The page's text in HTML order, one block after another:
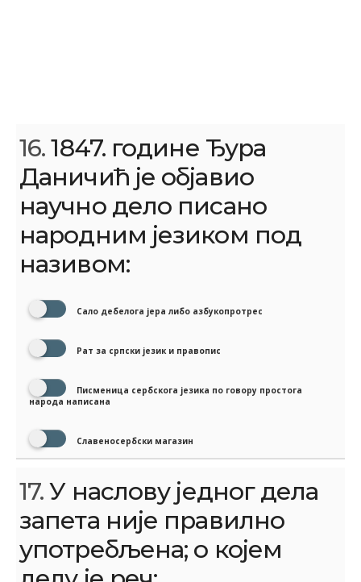
16.1847. године Ђура
Даничић је објавио
научно дело писано
народним језиком под
називом:
Сало дебелога јера либо азбукопротрес
Рат за српски језик и правопис
Писменица сербскога језика по говору простога
народа написана
Славеносербски магазин
17.У наслову једног дела
запета није правилно
употребљена; о којем